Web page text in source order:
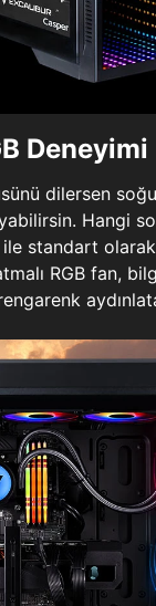
Deneyimi
dilersen
Hangi
ile standart
RGB fan,